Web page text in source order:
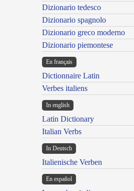
Dizionario tedesco
Dizionario spagnolo
Dizionario greco moderno
Dizionario piemontese
En français
Dictionnaire Latin
Verbes italiens
In english
Latin Dictionary
Italian Verbs
In Deutsch
Italienische Verben
En español